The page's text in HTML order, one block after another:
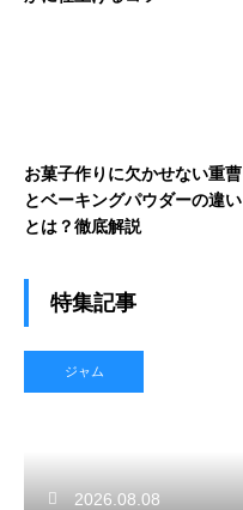
お菓子作りに欠かせない重曹
とベーキングパウダーの違い
とは？徹底解説
特集記事
ジャム
2026.08.08